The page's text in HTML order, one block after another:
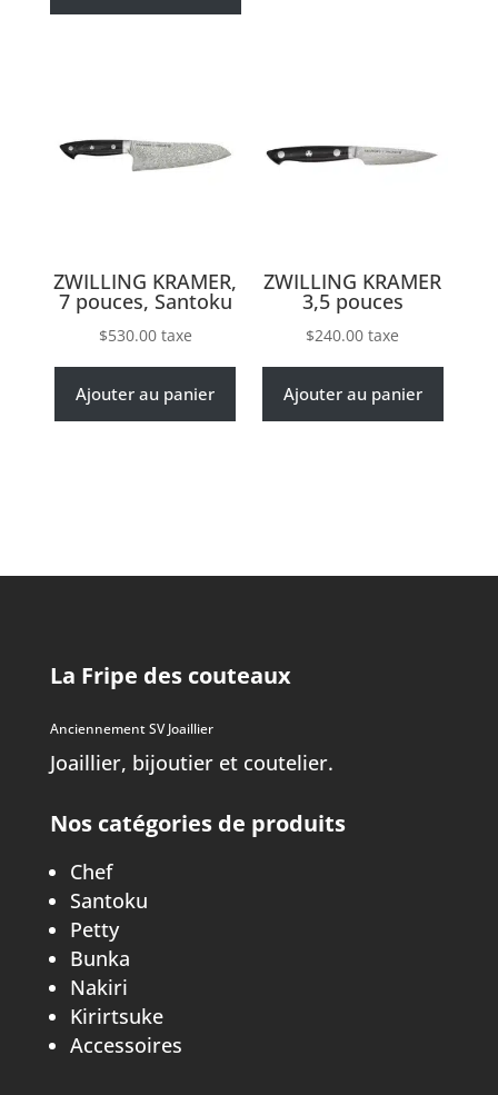
ZWILLING KRAMER,
7 pouces, Santoku
$530.00 taxe
Ajouter au panier
ZWILLING KRAMER
3,5 pouces
$240.00 taxe
Ajouter au panier
La Fripe des couteaux
Anciennement SV Joaillier
Joaillier, bijoutier et coutelier.
Nos catégories de produits
Chef
Santoku
Petty
Bunka
Nakiri
Kirirtsuke
Accessoires